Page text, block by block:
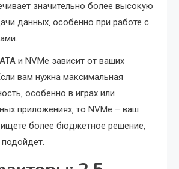
значительно более высокую
данных‚ особенно при работе с
и NVMe зависит от ваших
вам нужна максимальная
особенно в играх или
приложениях‚ то NVMe – ваш
более бюджетное решение‚
подойдет.